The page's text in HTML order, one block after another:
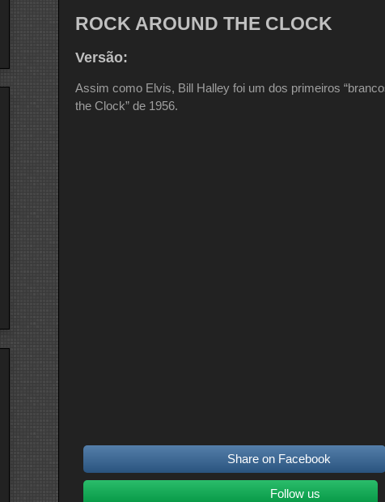
ROCK AROUND THE CLOCK
Versão:
Assim como Elvis, Bill Halley foi um dos primeiros
the Clock” de 1956.
Share on Facebook
Follow us